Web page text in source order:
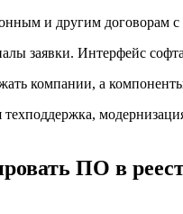
и другим договорам
заявки. Интерфейс
компании, а
ПО в